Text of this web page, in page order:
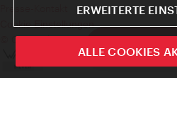
ivie - Die
Cookie Einstellungen
© Copyright WienTourismus
ERWEITERTE
ALLE COOKIES